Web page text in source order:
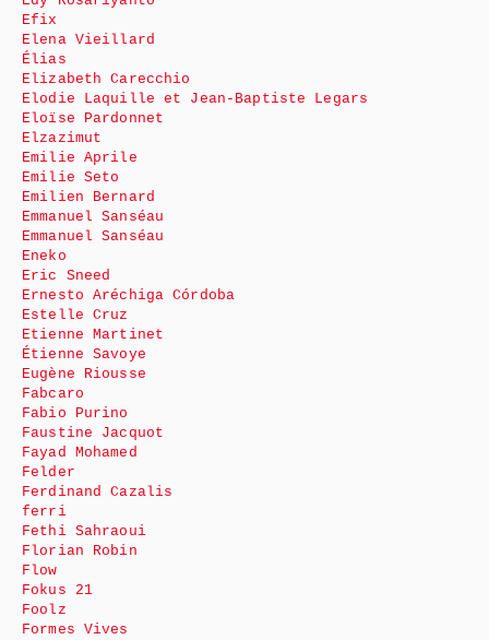
Efix
Elena Vieillard
Élias
Elizabeth Carecchio
Elodie Laquille et Jean-Baptiste Legars
Eloïse Pardonnet
Elzazimut
Emilie Aprile
Emilie Seto
Emilien Bernard
Emmanuel Sanséau
Emmanuel Sanséau
Eneko
Eric Sneed
Ernesto Aréchiga Córdoba
Estelle Cruz
Etienne Martinet
Étienne Savoye
Eugène Riousse
Fabcaro
Fabio Purino
Faustine Jacquot
Fayad Mohamed
Felder
Ferdinand Cazalis
ferri
Fethi Sahraoui
Florian Robin
Flow
Fokus 21
Foolz
Formes Vives